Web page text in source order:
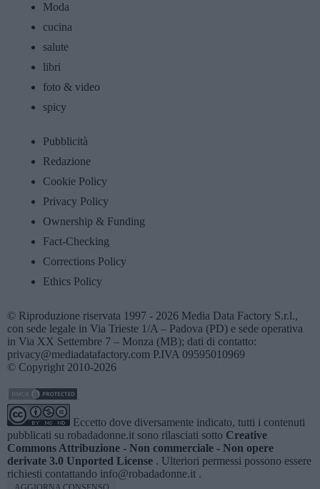
Moda
cucina
salute
libri
foto & video
spicy
Pubblicità
Redazione
Cookie Policy
Privacy Policy
Ownership & Funding
Fact-Checking
Corrections Policy
Ethics Policy
© Riproduzione riservata 1997 - 2026 Media Data Factory S.r.l.,
con sede legale in Via Trieste 1/A – Padova (PD) e sede operativa
in Via XX Settembre 7 – Monza (MB); dati di contatto:
privacy@mediadatafactory.com P.IVA 09595010969
© Copyright 2010-2026
Eccetto dove diversamente indicato, tutti i contenuti
pubblicati su robadadonne.it sono rilasciati sotto Creative
Commons Attribuzione - Non commerciale - Non opere
derivate 3.0 Unported License . Ulteriori permessi possono essere
richiesti contattando info@robadadonne.it .